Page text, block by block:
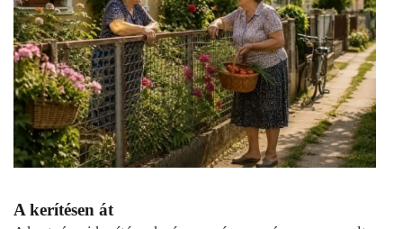
A kerítésen át